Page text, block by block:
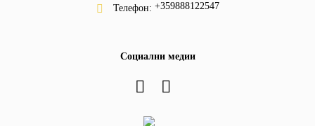
Телефон: +359888122547
Социални медии